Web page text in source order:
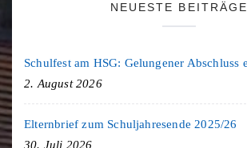
NEUESTE BEITRÄGE
2. August 2026
Elternbrief zum Schuljahresende 2025/26
30. Juli 2026